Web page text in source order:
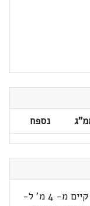
נספח
1. שינוי קו בנין צדדי ימני לבית מגורים קיים מ- 4 מ' ל-